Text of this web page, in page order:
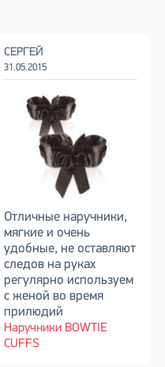
СЕРГЕЙ
31.05.2015
Отличные наручники,
мягкие и очень
удобные, не оставляют
следов на руках
регулярно используем
с женой во время
прилюдий
Наручники BOWTIE
CUFFS